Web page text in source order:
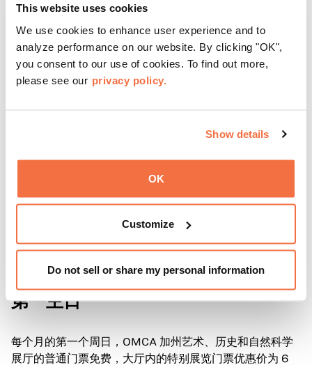
This website uses cookies
We use cookies to enhance user experience and to
analyze performance on our website. By clicking "OK",
you consent to our use of cookies. To find out more,
please see our privacy policy.
Show details
OK
Customize
Do not sell or share my personal information
了解更多
第一主日
每个月的第一个周日，OMCA 加州艺术、历史和自然科学
展厅的普通门票免费，大厅内的特别展览门票优惠价为 6